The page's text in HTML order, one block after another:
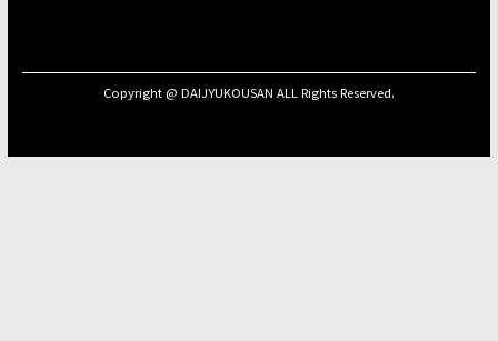
Copyright @ DAIJYUKOUSAN ALL Rights Reserved.